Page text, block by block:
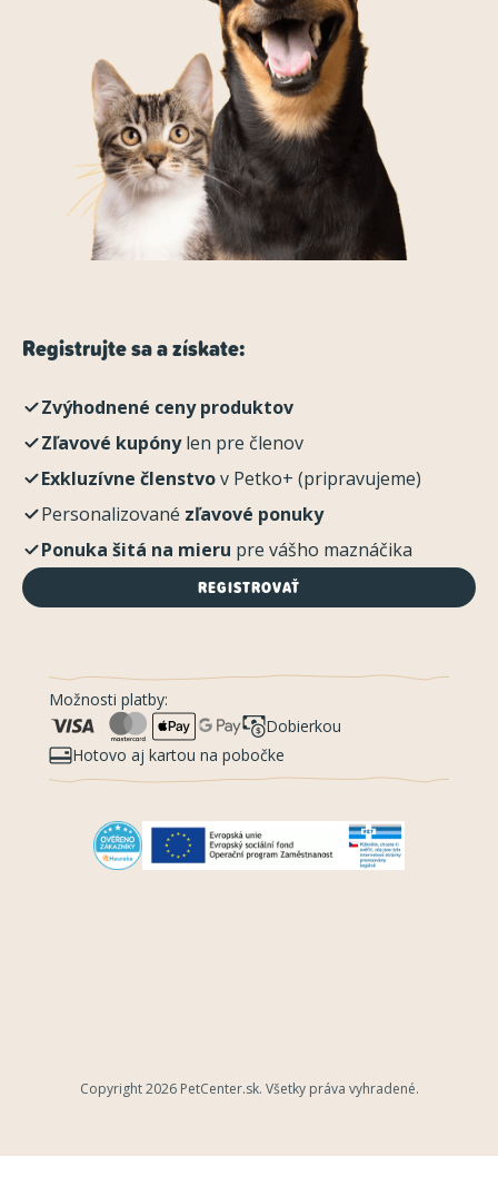
Registrujte sa a získate:
Zvýhodnené ceny produktov
Zľavové kupónylen pre členov
Exkluzívne členstvov Petko+ (pripravujeme)
Personalizované zľavové ponuky
Ponuka šitá na mieru pre vášho maznáčika
REGISTROVAŤ
Možnosti platby:
Dobierkou
Hotovo aj kartou na pobočke
Copyright 2026 PetCenter.sk. Všetky práva vyhradené.